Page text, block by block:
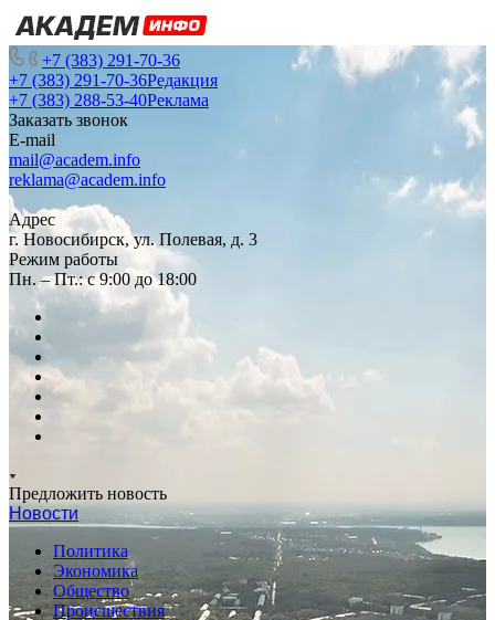
+7 (383) 291-70-36
+7 (383) 291-70-36Редакция
+7 (383) 288-53-40Реклама
Заказать звонок
E-mail
mail@academ.info
reklama@academ.info
Адрес
г. Новосибирск, ул. Полевая, д. 3
Режим работы
Пн. – Пт.: с 9:00 до 18:00
Предложить новость
Новости
Политика
Экономика
Общество
Происшествия